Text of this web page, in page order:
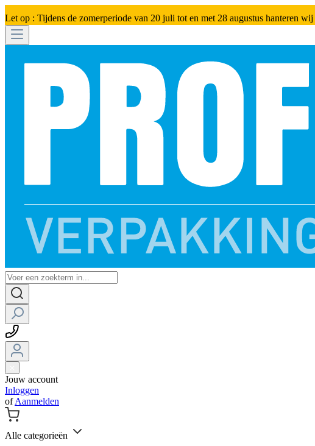
Let op : Tijdens de zomerperiode van 20 juli tot en met 28 augustus hanteren wij
Jouw account
Inloggen
ofAanmelden
Alle categorieën